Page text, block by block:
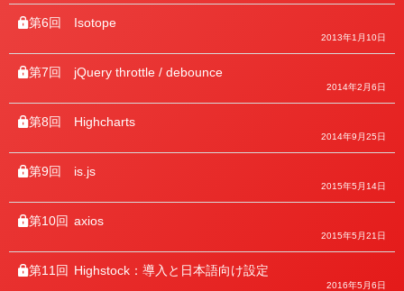
第6回 Isotope
2013年1月10日
第7回 jQuery throttle / debounce
2014年2月6日
第8回 Highcharts
2014年9月25日
第9回 is.js
2015年5月14日
第10回 axios
2015年5月21日
第11回 Highstock：導入と日本語向け設定
2016年5月6日